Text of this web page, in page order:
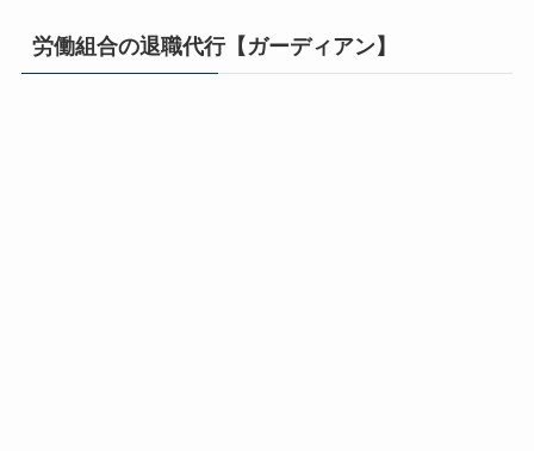
労働組合の退職代行【ガーディアン】